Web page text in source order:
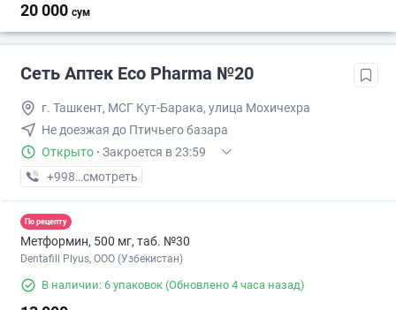
20 000 сум
Сеть Аптек Eco Pharma №20
г. Ташкент, МСГ Кут-Барака, улица Мохичехра
Не доезжая до Птичьего базара
Открыто · Закроется в 23:59
+998 (55) XXX-XX-XX
смотреть
По рецепту
Метформин, 500 мг, таб. №30
Dentafill Plyus, ООО (Узбекистан)
В наличии: 6 упаковок (Обновлено 4 часа назад)